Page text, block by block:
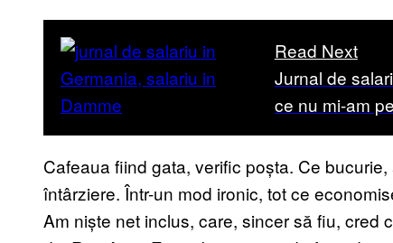
Read Next
Jurnal de
ce nu mi-am
Cafeaua fiind gata, verific poșta. Ce
întârziere. Într-un mod ironic, tot ce
Am niște net inclus, care, sincer să fiu, cred